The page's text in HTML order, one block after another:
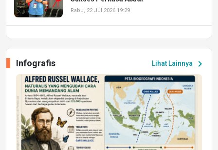
Rabu, 22 Jul 2026 19:29
Peluang Kerja dan Magang
Jumat, 17 Jul 2026 22:30
DAERAH
Astra Motor Kalimantan Timur 2 Dukung
Mahasiswa Samarinda dalam Astra
Honda SDGs Future Leaders 2026
Jumat, 10 Jul 2026 19:01
Lihat Lainnya chevron_right
Infografis